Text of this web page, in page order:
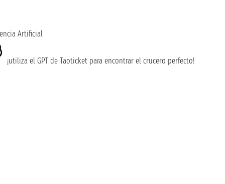
Artificial
¡utiliza el GPT de Taoticket para encontrar el crucero perfecto!